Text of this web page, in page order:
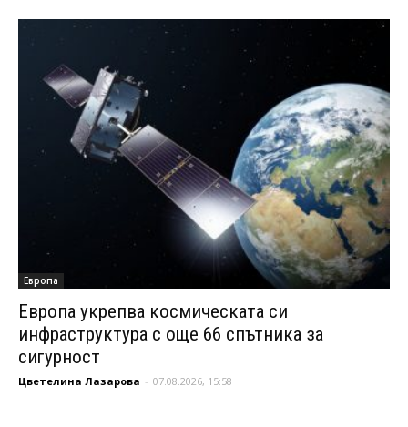
Европа
Европа укрепва космическата си
инфраструктура с още 66 спътника за
сигурност
Цветелина Лазарова - 07.08.2026, 15:58